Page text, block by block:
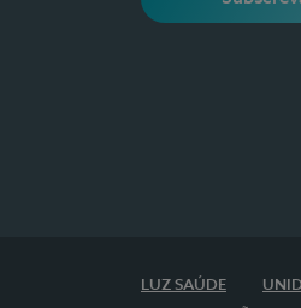
LUZ SAÚDE